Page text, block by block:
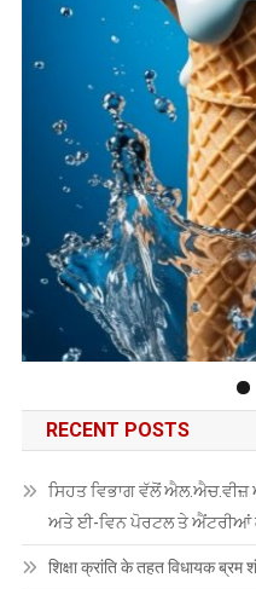
RECENT POSTS
ਸਿਹਤ ਵਿਭਾਗ ਵੱਲੋਂ
ਅਤੇ ਈ-ਵਿਨ ਪੋਰਟਲ ਤੇ ਐਂਟਰੀਆਂ
शिक्षा क्रांति के तहत विधायक ब्रम